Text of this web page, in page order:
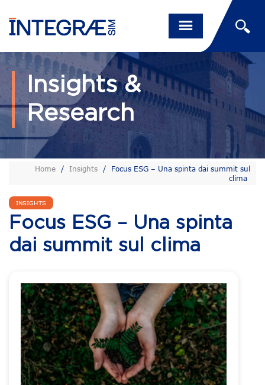
Insights &
Research
Home / Insights /
Focus ESG – Una spinta dai summit sul
clima
INSIGHTS
Focus ESG – Una spinta
dai summit sul clima